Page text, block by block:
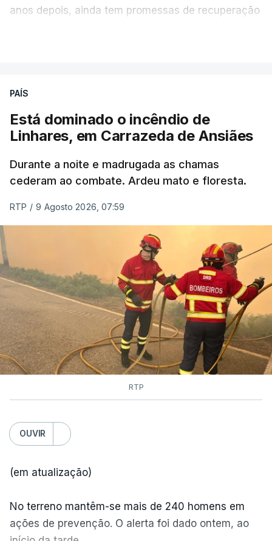
anos depois, ainda tem promessas de recuperação
ESTE CONTEÚDO ESTÁ NESTE
PAÍS
Está dominado o incêndio de
Linhares, em Carrazeda de Ansiães
Durante a noite e madrugada as chamas
cederam ao combate. Ardeu mato e floresta.
RTP / 9 Agosto 2026, 07:59
RTP
OUVIR
(em atualização)
No terreno mantêm-se mais de 240 homens em
ações de prevenção. O alerta foi dado ontem, ao